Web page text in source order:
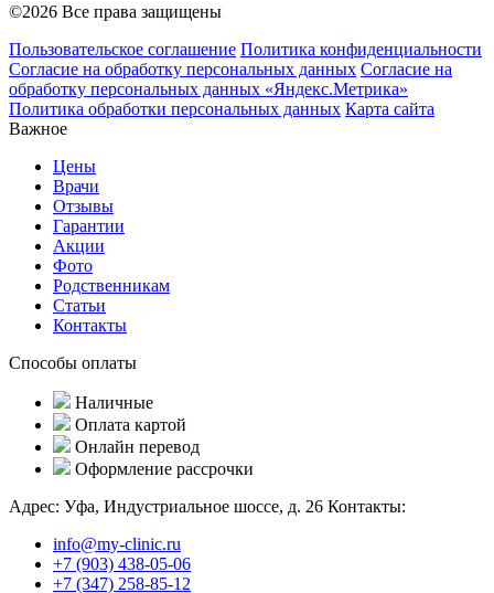
©2026 Все права защищены
Пользовательское соглашение Политика конфиденциальности
Согласие на обработку персональных данных Согласие на
обработку персональных данных «Яндекс.Метрика»
Политика обработки персональных данных Карта сайта
Важное
Цены
Врачи
Отзывы
Гарантии
Акции
Фото
Родственникам
Статьи
Контакты
Способы оплаты
Наличные
Оплата картой
Онлайн перевод
Оформление рассрочки
Адрес: Уфа, Индустриальное шоссе, д. 26 Контакты:
info@my-clinic.ru
+7 (903) 438-05-06
+7 (347) 258-85-12